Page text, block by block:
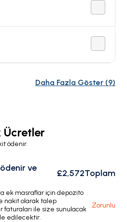
Daha Fazla Göster (9)
Ücretler
ödenir.
ve
£2,572Toplam
ek masraflar için depozito
nakit olarak talep
faturaları ile size sunulacak
edilecektir.
Zorunlu